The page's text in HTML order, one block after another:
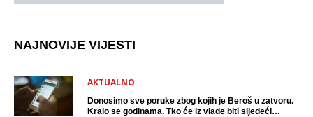
NAJNOVIJE VIJESTI
AKTUALNO
Donosimo sve poruke zbog kojih je Beroš u zatvoru.
Kralo se godinama. Tko će iz vlade biti sljedeći